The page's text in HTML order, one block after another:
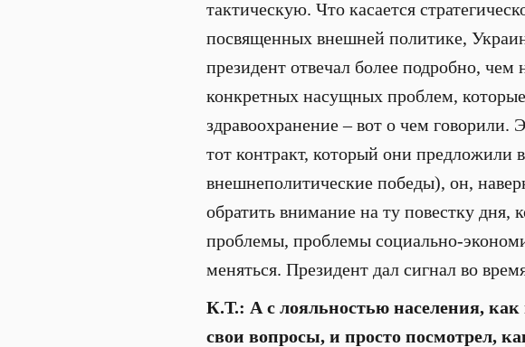
тактическую. Что касается
посвященных внешней политике,
президент отвечал более подробно,
конкретных насущных проблем,
здравоохранение – вот о чем говорили.
тот контракт, который они предложили
внешнеполитические победы), он,
обратить внимание на ту повестку дня,
проблемы, проблемы социально-
меняться. Президент дал сигнал во
К.Т.: А с лояльностью населения, как
свои вопросы, и просто посмотрел,